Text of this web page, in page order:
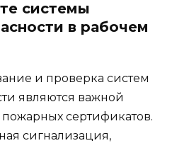
системы
в рабочем
и проверка систем
являются важной
сертификатов.
сигнализация,